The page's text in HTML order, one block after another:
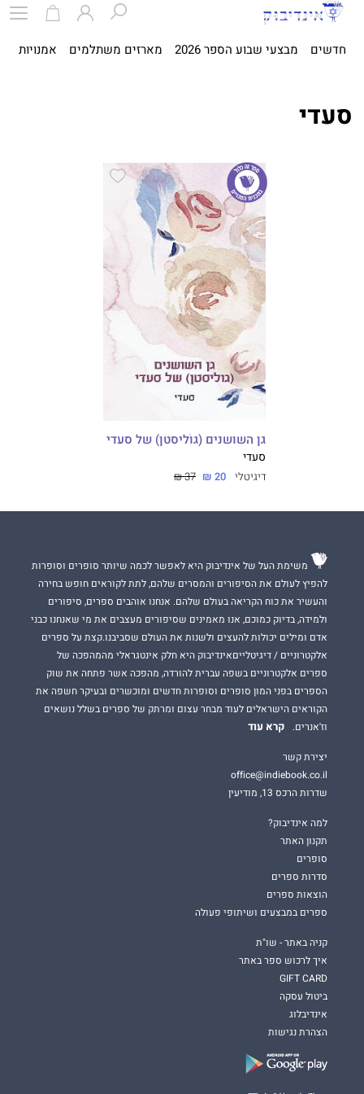
חדשים מבצעי שבוע הספר 2026 מארזים משתלמים אמנויות
סעדי
גן השושנים (גוֹליסטן) של סעדי
סעדי
דיגיטלי 20 ₪
37 ₪
משימת העל של אינדיבוק היא לאפשר לכמה שיותר סופרים וסופרות
להפיץ לעולם את הסיפורים והמסרים שלהם, לתת לקוראים חופש בחירה
והעשיר את כוח הקריאה בעולם שלהם. אנחנו אוהבים ספרים, סיפורים
ולמידה, בדיוק כמוכם, אנו מאמינים שסיפורים מעצבים את מי שאנחנו כבני
אדם ומילים יכולות להעצים ולשנות את העולם שסביבנו.קצת על ספרים
אלקטרוניים / דיגיטלייםאינדיבוק היא חלק אינטגראלי מהמהפכה של
ספרים אלקטרוניים בשפה עברית להורדה, מהפכה אשר פתחה את שוק
הספרים בפני המון סופרים וסופרות חדשים ומוכשרים ובעיקר חשפה את
הקוראים הישראלים לעוד מבחר עצום ומרתק של ספרים בשלל נושאים
וז'אנרים.
קרא עוד
יצירת קשר
office@indiebook.co.il
שדרות הרכס 13, מודיעין
למה אינדיבוק?
תקנון האתר
סופרים
סדרות ספרים
הוצאות ספרים
ספרים במבצעים ושיתופי פעולה
קניה באתר - שו"ת
איך לרכוש ספר באתר
GIFT CARD
ביטול עסקה
אינדיבלוג
הצהרת נגישות